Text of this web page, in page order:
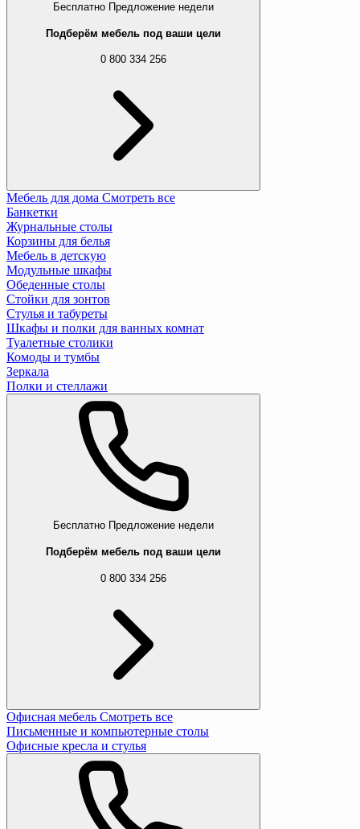
Бесплатно Предложение недели
Подберём мебель под ваши цели
0 800 334 256
Мебель для дома Смотреть все
Банкетки
Журнальные столы
Корзины для белья
Мебель в детскую
Модульные шкафы
Обеденные столы
Стойки для зонтов
Стулья и табуреты
Шкафы и полки для ванных комнат
Туалетные столики
Комоды и тумбы
Зеркала
Полки и стеллажи
Бесплатно Предложение недели
Подберём мебель под ваши цели
0 800 334 256
Офисная мебель Смотреть все
Письменные и компьютерные столы
Офисные кресла и стулья